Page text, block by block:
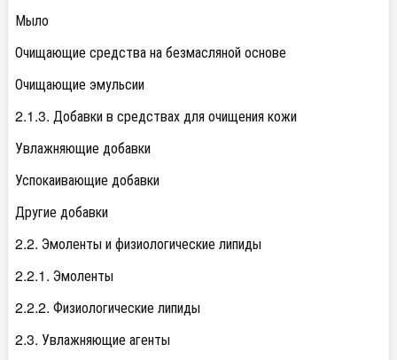
Мыло
Очищающие средства на безмасляной основе
Очищающие эмульсии
2.1.3. Добавки в средствах для очищения кожи
Увлажняющие добавки
Успокаивающие добавки
Другие добавки
2.2. Эмоленты и физиологические липиды
2.2.1. Эмоленты
2.2.2. Физиологические липиды
2.3. Увлажняющие агенты